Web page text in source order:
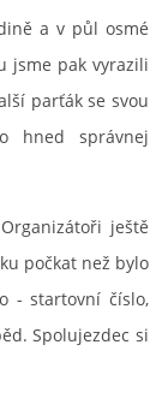
a v půl osmé
jsme pak vyrazili
parťák se svou
hned správnej
ještě
počkat než bylo
- startovní číslo,
Spolujezdec si